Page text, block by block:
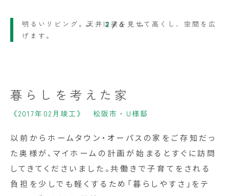
ダイニング横にはパソコンスペース
明るいリビング。天井は梁を見せて高くし、空間を広
げます。
2 /6
暮らしを考えた家
《2017年02月竣工》 松阪市・U様邸
以前からホームタウン・オーパスの家をご存知だっ
た奥様が、マイホームの計画が始まるとすぐに訪問
してきてくださいました。共働きで子育てをされる
負担を少しでも軽くするため「暮らしやすさ」をテ